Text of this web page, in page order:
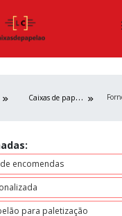
C
aixas de papelão
encomendas
para paletização